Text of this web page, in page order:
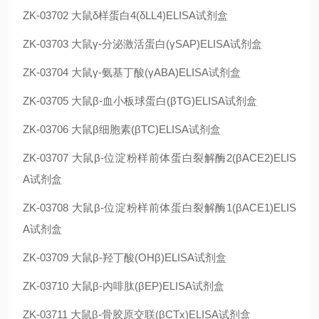
ZK-03702 大鼠δ样蛋白4(δLL4)ELISA试剂盒
ZK-03703 大鼠γ-分泌激活蛋白(γSAP)ELISA试剂盒
ZK-03704 大鼠γ-氨基丁酸(γABA)ELISA试剂盒
ZK-03705 大鼠β-血小板球蛋白(βTG)ELISA试剂盒
ZK-03706 大鼠β细胞素(βTC)ELISA试剂盒
ZK-03707 大鼠β-位淀粉样前体蛋白裂解酶2(βACE2)ELIS
A试剂盒
ZK-03708 大鼠β-位淀粉样前体蛋白裂解酶1(βACE1)ELIS
A试剂盒
ZK-03709 大鼠β-羟丁酸(OHβ)ELISA试剂盒
ZK-03710 大鼠β-内啡肽(βEP)ELISA试剂盒
ZK-03711 大鼠β-骨胶原交联(βCTx)ELISA试剂盒